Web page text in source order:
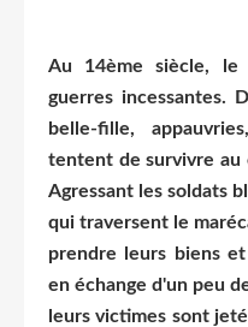
Au 14ème siècle, le
guerres incessantes.
belle-fille,
tentent de survivre au
Agressant les soldats
qui traversent le
prendre leurs biens
en échange d'un peu
leurs victimes sont